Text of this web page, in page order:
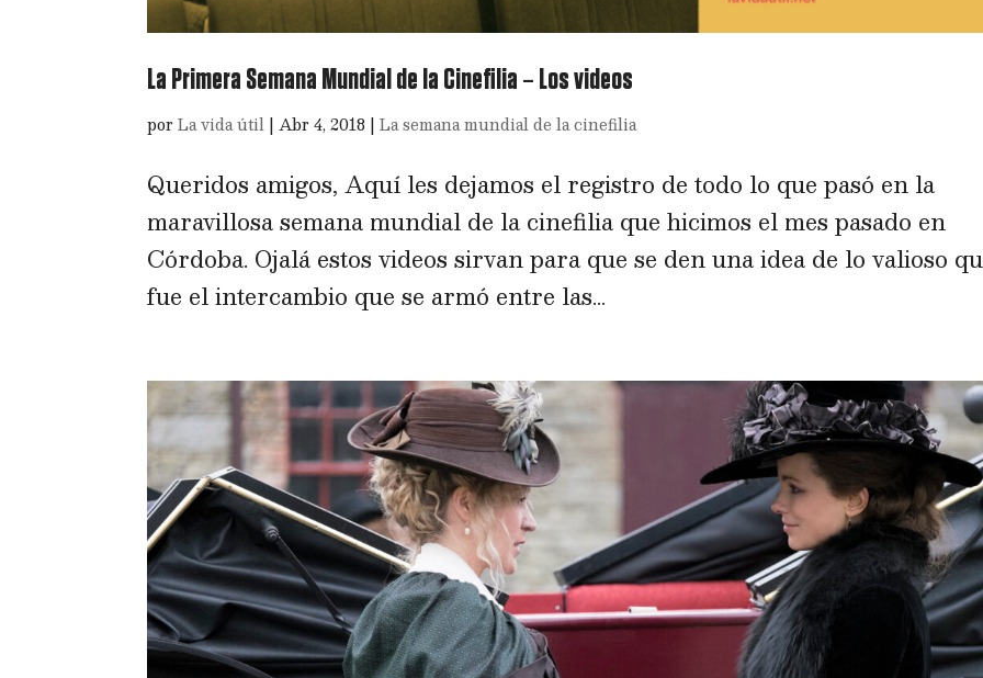
La Primera Semana Mundial de la Cinefilia – Los videos
porLa vida útil |Abr 4, 2018 |La semana mundial de la cinefilia
Queridos amigos, Aquí les dejamos el registro de todo lo que pasó en la
maravillosa semana mundial de la cinefilia que hicimos el mes pasado en
Córdoba. Ojalá estos videos sirvan para que se den una idea de lo valioso
fue el intercambio que se armó entre las...